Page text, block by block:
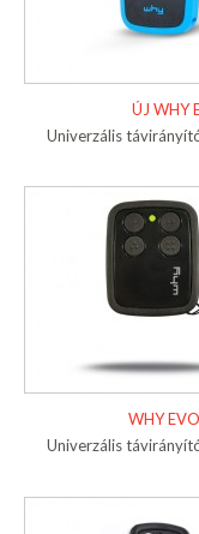
ÚJ WHY
Univerzális
WHY
Univerzális